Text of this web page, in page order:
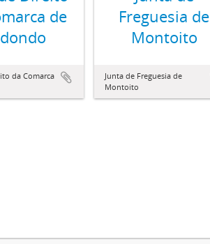
de
da Comarca
Freguesia de
Montoito
Junta de Freguesia de
Montoito